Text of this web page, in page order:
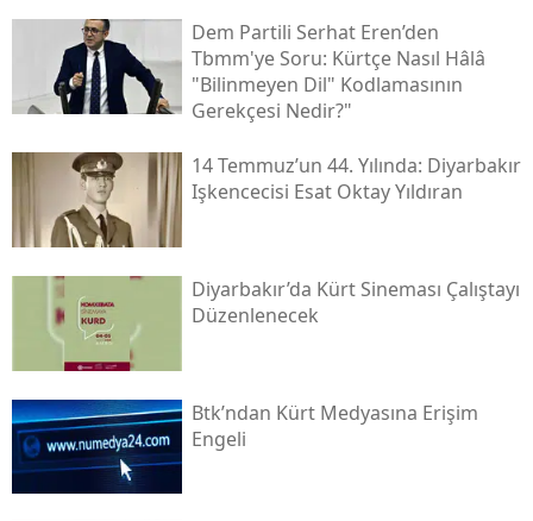
Dem Partili Serhat Eren’den
Tbmm'ye Soru: Kürtçe Nasıl Hâlâ
"bilinmeyen Dil" Kodlamasının
Gerekçesi Nedir?"
14 Temmuz’un 44. Yılında: Diyarbakır
Işkencecisi Esat Oktay Yıldıran
Diyarbakır’da Kürt Sineması Çalıştayı
Düzenlenecek
Btk’ndan Kürt Medyasına Erişim
Engeli